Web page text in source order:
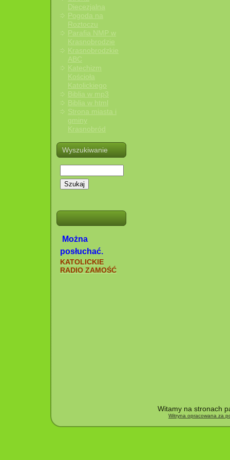
Diecezjalna
Pogoda na
Roztoczu
Parafia NMP w
Krasnobrodzie
Krasnobrodzkie
ABC
Katechizm
Kościoła
Katolickiego
Biblia w mp3
Biblia w html
Strona miasta i
gminy
Krasnobród
Wyszukiwanie
Szukaj
Można
posłuchać.
KATOLICKIE
RADIO ZAMOŚĆ
Witamy na stronach
Witryna opracowana za